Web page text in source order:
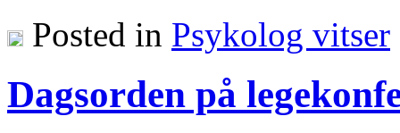
Posted in Psykolog vitser
Dagsorden på